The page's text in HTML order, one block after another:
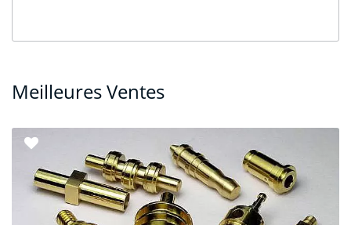
Meilleures Ventes